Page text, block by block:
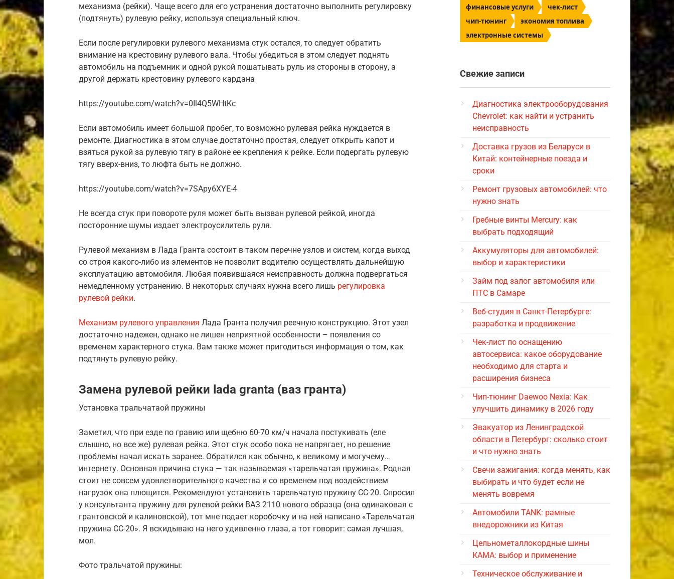
механизма (рейки). Чаще всего для его устранения достаточно выполнить регулировку
(подтянуть) рулевую рейку, используя специальный ключ.
Если после регулировки рулевого механизма стук остался, то следует обратить
внимание на крестовину рулевого вала. Чтобы убедиться в этом следует поднять
автомобиль на подъемник и одной рукой пошатывать руль из стороны в сторону, а
другой держать крестовину рулевого кардана
https://youtube.com/watch?v=0Il4Q5WHtKc
Если автомобиль имеет большой пробег, то возможно рулевая рейка нуждается в
ремонте. Диагностика в этом случае достаточно простая, следует открыть капот и
взяться рукой за рулевую тягу в районе ее крепления к рейке. Если подергать рулевую
тягу вверх-вниз, то люфта быть не должно.
https://youtube.com/watch?v=7SApy6XYE-4
Не всегда стук при повороте руля может быть вызван рулевой рейкой, иногда
посторонние шумы издает электроусилитель руля.
Рулевой механизм в Лада Гранта состоит в таком перечне узлов и систем, когда выход
со строя какого-либо из элементов не позволит водителю осуществлять дальнейшую
эксплуатацию автомобиля. Любая появившаяся неисправность должна подвергаться
немедленному устранению. В некоторых случаях нужна всего лишь регулировка
рулевой рейки.
Механизм рулевого управления Лада Гранта получил реечную конструкцию. Этот узел
достаточно надежен, однако не лишен неприятной особенности – появления со
временем характерного стука. Вам также может пригодиться информация о том, как
подтянуть рулевую рейку.
Замена рулевой рейки lada granta (ваз гранта)
Установка тральчатаой пружины
Заметил, что при езде по гравию или щебню 60-70 км/ч начала постукивать (еле
слышно, но все же) рулевая рейка. Этот стук особо пока не напрягает, но решение
проблемы начал искать заранее. Обратился как обычно, к великому и могучему…
интернету. Основная причина стука — так называемая «тарельчатая пружина». Родная
стоит не совсем удовлетворительного качества и со временем под воздействием
нагрузок она плющится. Рекомендуют установить тарельчатую пружину СС-20. Спросил
у консультанта пружину для рулевой рейки ВАЗ 2110 нового образца (она одинаковая с
грантовской и калиновской), тот мне подает коробочку и на ней написано «Тарельчатая
пружина СС-20». Я вскидываю на него удивленно глаза, а тот говорит: самая лучшая,
мол.
Фото тральчатой пружины:
финансовые услуги
чек-лист
чип-тюнинг
экономия топлива
электронные системы
Свежие записи
Диагностика электрооборудования
Chevrolet: как найти и устранить
неисправность
Доставка грузов из Беларуси в
Китай: контейнерные поезда и
сроки
Ремонт грузовых автомобилей: что
нужно знать
Гребные винты Mercury: как
выбрать подходящий
Аккумуляторы для автомобилей:
выбор и характеристики
Займ под залог автомобиля или
ПТС в Самаре
Веб-студия в Санкт-Петербурге:
разработка и продвижение
Чек-лист по оснащению
автосервиса: какое оборудование
необходимо для старта и
расширения бизнеса
Чип-тюнинг Daewoo Nexia: Как
улучшить динамику в 2026 году
Эвакуатор из Ленинградской
области в Петербург: сколько стоит
и что нужно знать
Свечи зажигания: когда менять, как
выбирать и что будет если не
менять вовремя
Автомобили TANK: рамные
внедорожники из Китая
Цельнометаллокордные шины
КАМА: выбор и применение
Техническое обслуживание и